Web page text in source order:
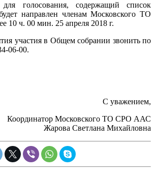
голосования, содержащий список
направлен членам Московского ТО
10 ч. 00 мин. 25 апреля 2018 г.
участия в Общем собрании звонить по
06-00.
С уважением,
Координатор Московского ТО СРО ААС
Жарова Светлана Михайловна